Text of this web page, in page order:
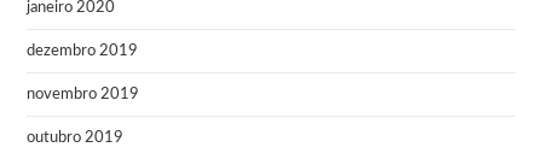
janeiro 2020
dezembro 2019
novembro 2019
outubro 2019